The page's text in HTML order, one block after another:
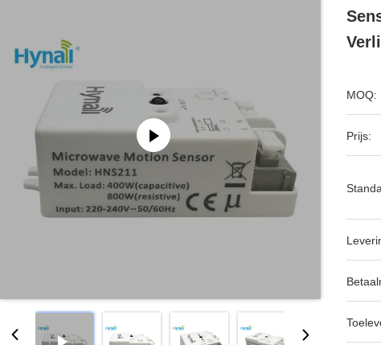
MOQ:
Prijs: